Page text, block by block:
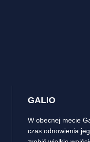
GALIO
W obecnej mecie
czas odnowienia